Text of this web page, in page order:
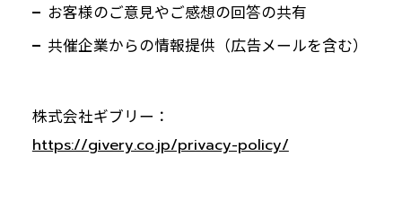
お客様のご意見やご感想の回答の共有
共催企業からの情報提供（広告メールを含む）
株式会社ギブリー：
https://givery.co.jp/privacy-policy/